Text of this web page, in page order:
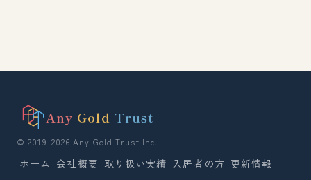
Any Gold Trust
© 2019-2026 Any Gold Trust Inc.
ホーム 会社概要 取り扱い実績 入居者の方 更新情報